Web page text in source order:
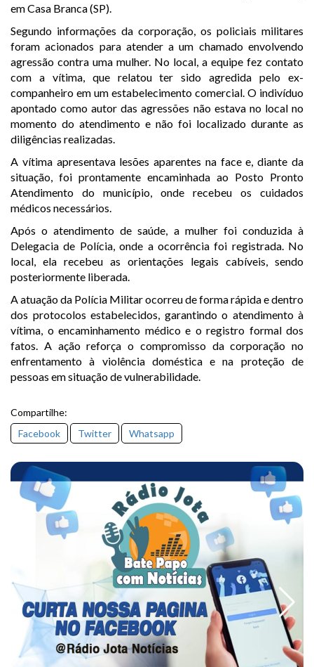
em Casa Branca (SP).
Segundo informações da corporação, os policiais militares
foram acionados para atender a um chamado envolvendo
agressão contra uma mulher. No local, a equipe fez contato
com a vítima, que relatou ter sido agredida pelo ex-
companheiro em um estabelecimento comercial. O indivíduo
apontado como autor das agressões não estava no local no
momento do atendimento e não foi localizado durante as
diligências realizadas.
A vítima apresentava lesões aparentes na face e, diante da
situação, foi prontamente encaminhada ao Posto Pronto
Atendimento do município, onde recebeu os cuidados
médicos necessários.
Após o atendimento de saúde, a mulher foi conduzida à
Delegacia de Polícia, onde a ocorrência foi registrada. No
local, ela recebeu as orientações legais cabíveis, sendo
posteriormente liberada.
A atuação da Polícia Militar ocorreu de forma rápida e dentro
dos protocolos estabelecidos, garantindo o atendimento à
vítima, o encaminhamento médico e o registro formal dos
fatos. A ação reforça o compromisso da corporação no
enfrentamento à violência doméstica e na proteção de
pessoas em situação de vulnerabilidade.
Compartilhe:
Facebook
Twitter Whatsapp